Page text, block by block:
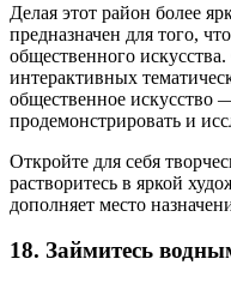
Делая этот район более
предназначен для того,
общественного
интерактивных
общественное искусство
продемонстрировать и
Откройте для себя
растворитесь в яркой
дополняет место
18. Займитесь